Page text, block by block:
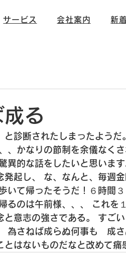
サービス 会社案内 新
成る
診断されたしまったようだ。
、かなりの節制を余儀なくさ
異的な話をしたいと思います
起し、
な、なんと、毎週金
いて帰ったそうだ！
６時間
るのは午前様、、、
これを
と意志の強さである。
すご
為さねば成らぬ何事も　成
とはないものだなと改めて痛